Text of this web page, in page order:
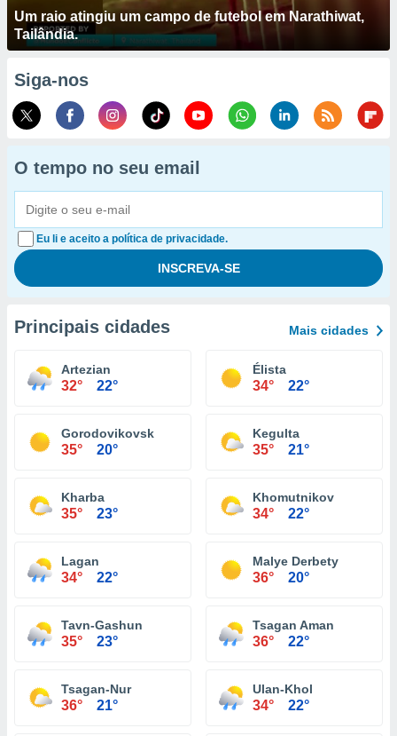
Um raio atingiu um campo de futebol em Narathiwat,
Tailândia.
Siga-nos
O tempo no seu email
Eu li e aceito a política de privacidade.
Principais cidades Mais cidades
Artezian
32° 22°
Élista
34° 22°
Gorodovikovsk
35° 20°
Kegulta
35° 21°
Kharba
35° 23°
Khomutnikov
34° 22°
Lagan
34° 22°
Malye Derbety
36° 20°
Tavn-Gashun
35° 23°
Tsagan Aman
36° 22°
Tsagan-Nur
36° 21°
Ulan-Khol
34° 22°